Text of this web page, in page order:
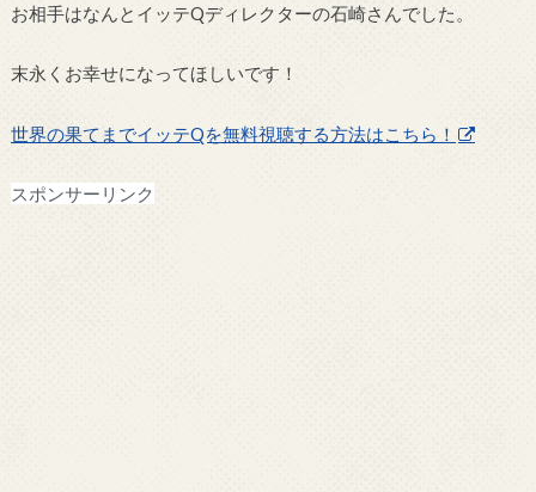
お相手はなんとイッテQディレクターの石崎さんでした。
末永くお幸せになってほしいです！
世界の果てまでイッテQを無料視聴する方法はこちら！
スポンサーリンク